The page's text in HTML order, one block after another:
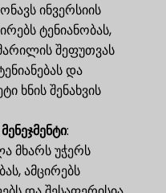
ინვერსიის
ტენიანობას,
შეფუთვას
და
ხნის შენახვის
:
მხარს უჭერს
ამცირებს